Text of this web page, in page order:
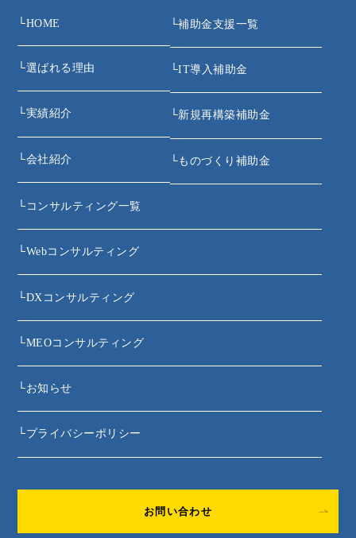
└HOME
└選ばれる理由
└実績紹介
└会社紹介
└補助金支援一覧
└IT導入補助金
└新規再構築補助金
└ものづくり補助金
└ コンサルティング一覧
└Webコンサルティング
└DXコンサルティング
└MEOコンサルティング
└お知らせ
└プライバシーポリシー
お問い合わせ